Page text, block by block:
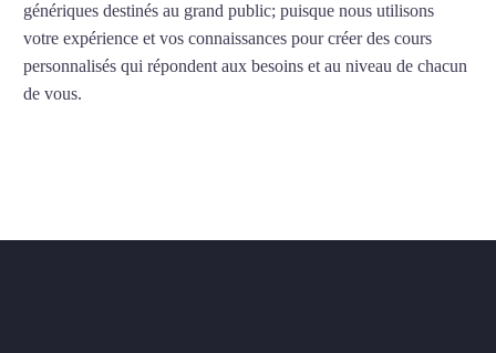
génériques destinés au grand public; puisque nous utilisons
votre expérience et vos connaissances pour créer des cours
personnalisés qui répondent aux besoins et au niveau de chacun
de vous.